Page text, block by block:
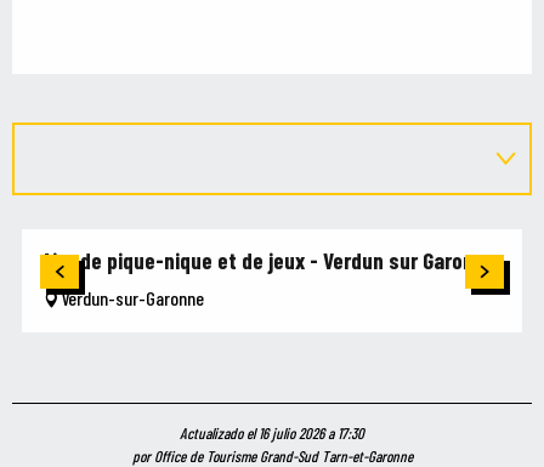
Aire de pique-nique et de jeux - Verdun sur Garonne
Verdun-sur-Garonne
Actualizado el 16 julio 2026 a 17:30
por Office de Tourisme Grand-Sud Tarn-et-Garonne